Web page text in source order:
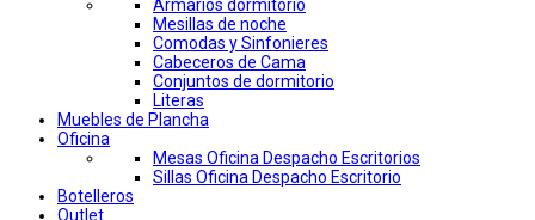
Armarios dormitorio
Mesillas de noche
Comodas y Sinfonieres
Cabeceros de Cama
Conjuntos de dormitorio
Literas
Muebles de Plancha
Oficina
Mesas Oficina Despacho Escritorios
Sillas Oficina Despacho Escritorio
Botelleros
Outlet